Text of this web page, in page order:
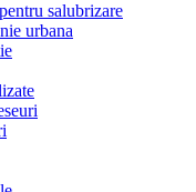
salubrizare
urbana